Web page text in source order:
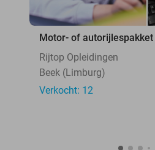
Motor- of autorijlespakket
Rijtop Opleidingen
Beek (Limburg)
Verkocht: 12